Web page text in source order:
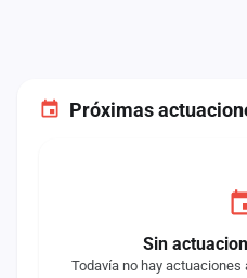
Próximas
Sin
Todavía no hay